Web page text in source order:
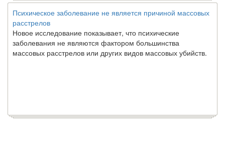
Психическое заболевание не является причиной массовых
расстрелов
Новое исследование показывает, что психические
заболевания не являются фактором большинства
массовых расстрелов или других видов массовых убийств.